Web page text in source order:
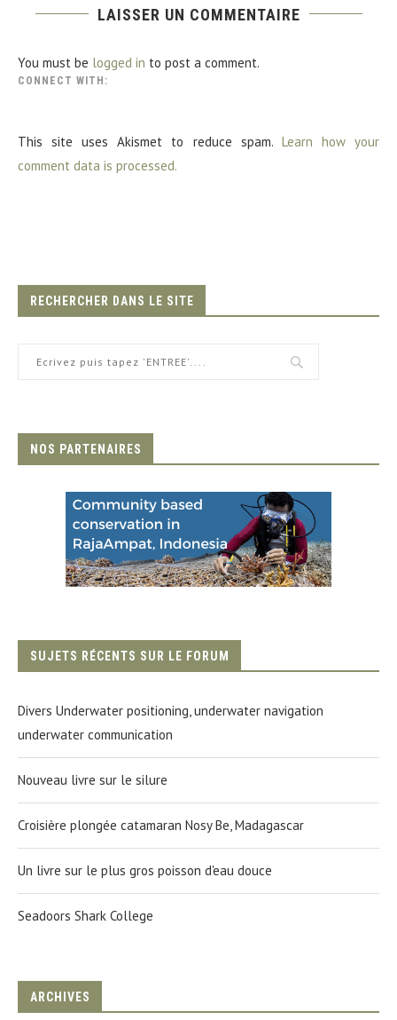
LAISSER UN COMMENTAIRE
You must be logged in to post a comment.
CONNECT WITH:
This site uses Akismet to reduce spam. Learn how your
comment data is processed.
RECHERCHER DANS LE SITE
NOS PARTENAIRES
SUJETS RÉCENTS SUR LE FORUM
Divers Underwater positioning, underwater navigation
underwater communication
Nouveau livre sur le silure
Croisière plongée catamaran Nosy Be, Madagascar
Un livre sur le plus gros poisson d'eau douce
Seadoors Shark College
ARCHIVES